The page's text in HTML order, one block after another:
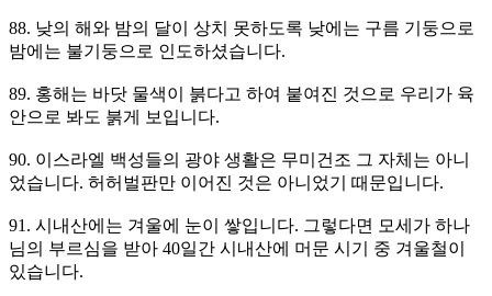
88. 낮의 해와 밤의 달이 상치 못하도록 낮에는 구름 기둥으로
밤에는 불기둥으로 인도하셨습니다.
89. 홍해는 바닷 물색이 붉다고 하여 붙여진 것으로 우리가 육
안으로 봐도 붉게 보입니다.
90. 이스라엘 백성들의 광야 생활은 무미건조 그 자체는 아니
었습니다. 허허벌판만 이어진 것은 아니었기 때문입니다.
91. 시내산에는 겨울에 눈이 쌓입니다. 그렇다면 모세가 하나
님의 부르심을 받아 40일간 시내산에 머문 시기 중 겨울철이
있습니다.